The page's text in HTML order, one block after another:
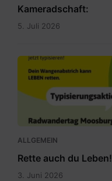
Kameradschaft:
5. Juli 2026
Rette
auch
du
ALLGEMEIN
Rette auch du Leben!
3. Juni 2026